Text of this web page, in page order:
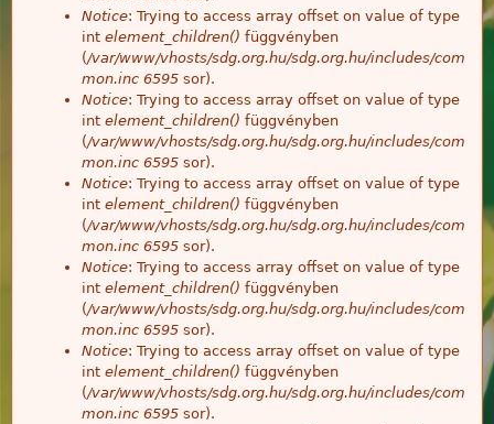
Notice: Trying to access array offset on value of type
int element_children() függvényben
(/var/www/vhosts/sdg.org.hu/sdg.org.hu/includes/com
mon.inc 6595 sor).
Notice: Trying to access array offset on value of type
int element_children() függvényben
(/var/www/vhosts/sdg.org.hu/sdg.org.hu/includes/com
mon.inc 6595 sor).
Notice: Trying to access array offset on value of type
int element_children() függvényben
(/var/www/vhosts/sdg.org.hu/sdg.org.hu/includes/com
mon.inc 6595 sor).
Notice: Trying to access array offset on value of type
int element_children() függvényben
(/var/www/vhosts/sdg.org.hu/sdg.org.hu/includes/com
mon.inc 6595 sor).
Notice: Trying to access array offset on value of type
int element_children() függvényben
(/var/www/vhosts/sdg.org.hu/sdg.org.hu/includes/com
mon.inc 6595 sor).